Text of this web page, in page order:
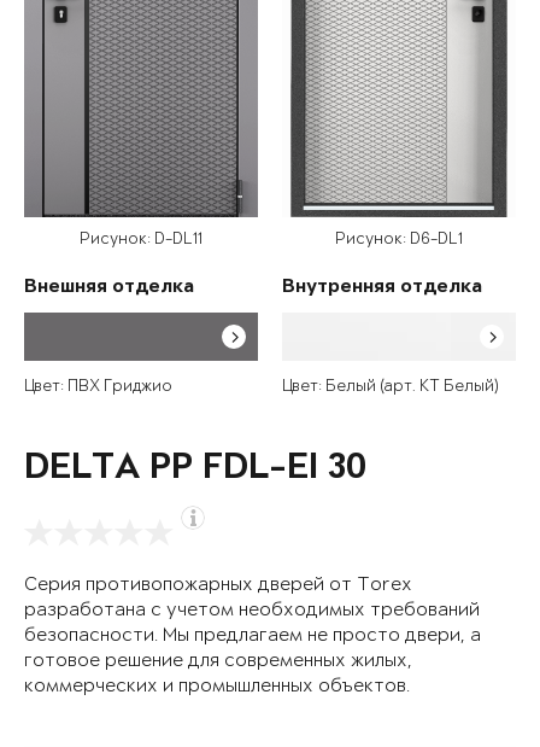
Рисунок: D-DL11
Внешняя отделка
Цвет: ПВХ Гриджио
Рисунок: D6-DL1
Внутренняя отделка
Цвет: Белый (арт. КТ Белый)
DELTA PP FDL-EI 30
Серия противопожарных дверей от Torex
разработана с учетом необходимых требований
безопасности. Мы предлагаем не просто двери, а
готовое решение для современных жилых,
коммерческих и промышленных объектов.